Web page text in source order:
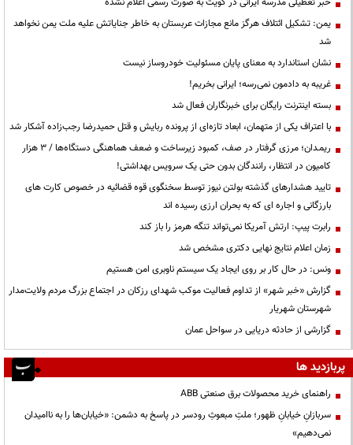
یمن: تشکیل ائتلاف هرگز مانع مجازات عربستان به خاطر جنایاتش علیه ملت یمن نخواهد
شد
نشان استاندارد به معنای پایان مسئولیت خودروساز نیست
غریبه به دادمون نمی‌رسه؛ ایرانی بخریم!
بسته اینترنت رایگان برای خبرنگاران فعال شد
با اعتراف یکی از متهمان، ابعاد تازه‌ای از پرونده ربایش و قتل حمیدرضا رجب‌زاده آشکار شد
ریمـدان؛ مرزی گرفتار در صف، کمبود زیرساخت و ضعف هماهنگی دستگاه‌ها / ۳ هزار
کامیون در انتظار، رانندگان بدون حتی یک سرویس بهداشتی!
تایید هشدارهای گذشته بولتن نیوز توسط سخنگوی قوه قضائیه در خصوص کارت های
بارزگانی و اجاره ای که به بحران ارزی رسیده اند
رابرت پیپ: ارتش آمریکا نمی‌تواند تنگه هرمز را باز کند
زمان اعلام نتایج نهایی دکتری مشخص شد
ونس: در حال کار بر روی ایجاد یک سیستم ناوبری امن هستیم
گزارش «خبر شهر» از تداوم فعالیت موکب شهدای رزکان در اجتماع بزرگ مردم ولایت‌مدار
شهرستان شهریار
گزارشی از حادثه دریایی در سواحل عمان
پربازدید ها
راهنمای خرید محصولات برق صنعتی ABB
سربازانِ خیابانِ ظهور؛ ملتِ مبعوثِ رودسر در پاسخ به دشمن: «خیابان‌ها را به ناامیدان
نمی‌دهیم»